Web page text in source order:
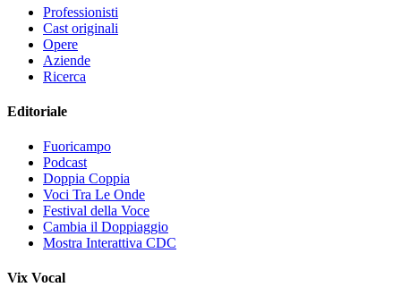
Professionisti
Cast originali
Opere
Aziende
Ricerca
Editoriale
Fuoricampo
Podcast
Doppia Coppia
Voci Tra Le Onde
Festival della Voce
Cambia il Doppiaggio
Mostra Interattiva CDC
Vix Vocal